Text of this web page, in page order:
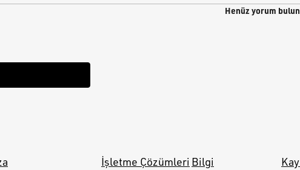
Henüz yorum
İşletme Çözümleri Bilgi